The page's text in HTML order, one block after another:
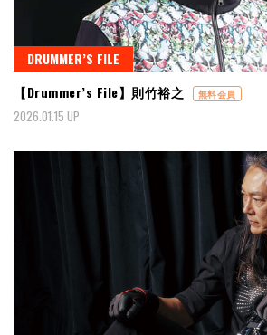
DRUMMER’S FILE
【Drummer’s File】則竹裕之
無料会員
2026.01.15 UP